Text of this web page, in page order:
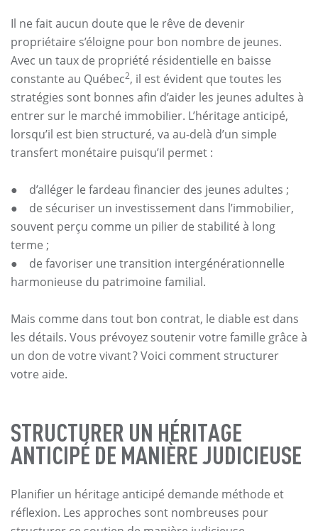
Il ne fait aucun doute que le rêve de devenir
propriétaire s’éloigne pour bon nombre de jeunes.
Avec un taux de propriété résidentielle en baisse
constante au Québec2, il est évident que toutes les
stratégies sont bonnes afin d’aider les jeunes adultes à
entrer sur le marché immobilier. L’héritage anticipé,
lorsqu’il est bien structuré, va au-delà d’un simple
transfert monétaire puisqu’il permet :
● d’alléger le fardeau financier des jeunes adultes ;
● de sécuriser un investissement dans l’immobilier,
souvent perçu comme un pilier de stabilité à long
terme ;
● de favoriser une transition intergénérationnelle
harmonieuse du patrimoine familial.
Mais comme dans tout bon contrat, le diable est dans
les détails. Vous prévoyez soutenir votre famille grâce à
un don de votre vivant ? Voici comment structurer
votre aide.
STRUCTURER UN HÉRITAGE
ANTICIPÉ DE MANIÈRE JUDICIEUSE
Planifier un héritage anticipé demande méthode et
réflexion. Les approches sont nombreuses pour